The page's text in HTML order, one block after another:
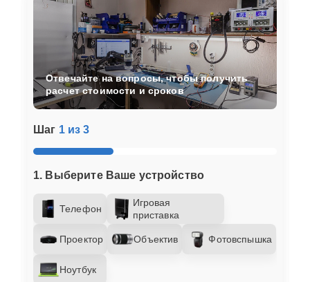
Шаг 1 из 3
1. Выберите Ваше устройство
Телефон
Игровая
приставка
Проектор Объектив Фотовспышка
Ноутбук
Отвечайте на вопросы, чтобы получить
расчет стоимости и сроков